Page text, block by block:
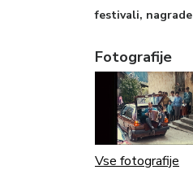
festivali, nagrade
Fotografije
Vse fotografije